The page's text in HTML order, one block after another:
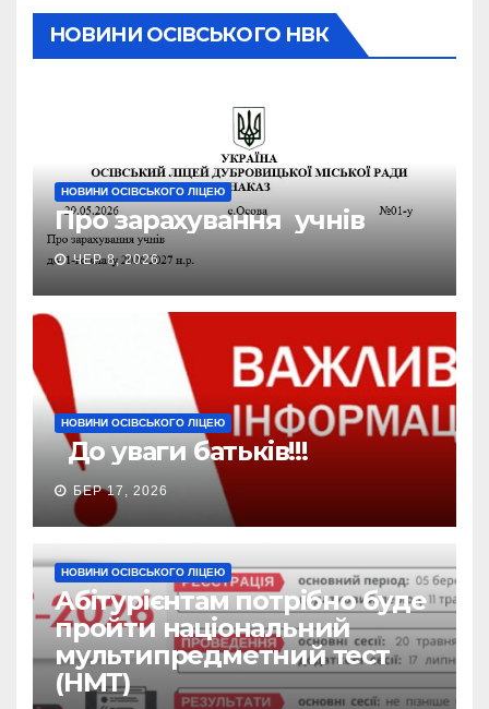
НОВИНИ ОСІВСЬКОГО НВК
НОВИНИ ОСІВСЬКОГО ЛІЦЕЮ
Про зарахування учнів
ЧЕР 8, 2026
НОВИНИ ОСІВСЬКОГО ЛІЦЕЮ
До уваги батьків!!!
БЕР 17, 2026
НОВИНИ ОСІВСЬКОГО ЛІЦЕЮ
Абітурієнтам потрібно буде
пройти національний
мультипредметний тест
(НМТ)